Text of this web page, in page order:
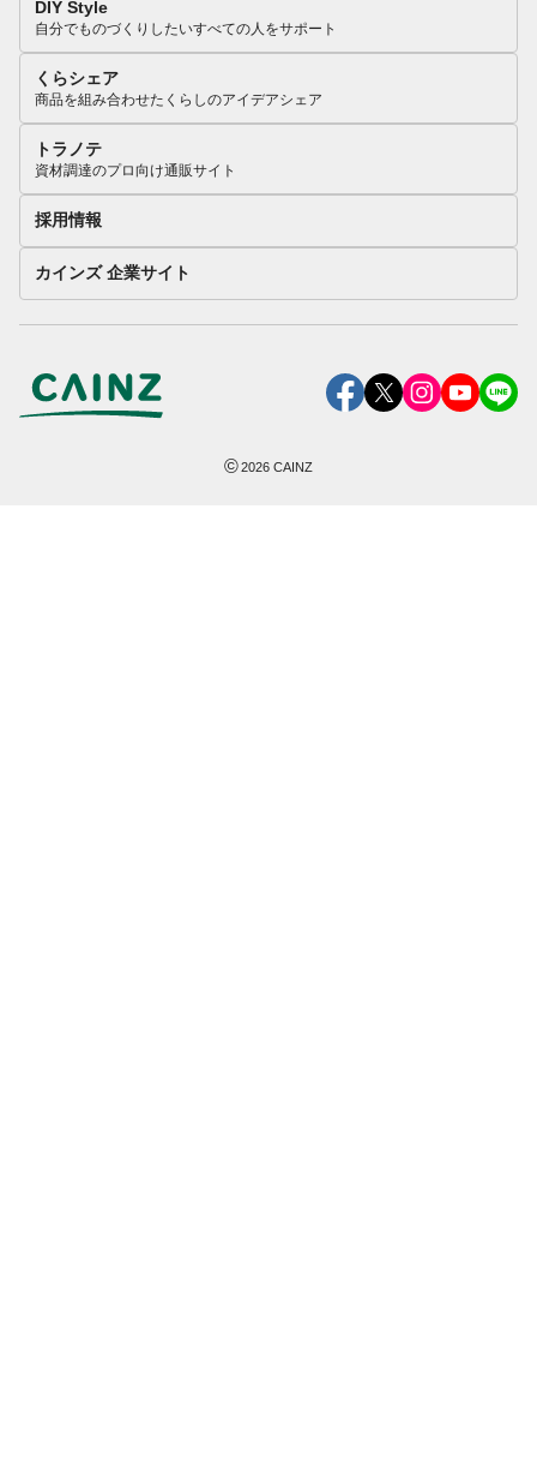
DIY Style
自分でものづくりしたいすべての人をサポート
くらシェア
商品を組み合わせたくらしのアイデアシェア
トラノテ
資材調達のプロ向け通販サイト
採用情報
カインズ 企業サイト
©2026 CAINZ